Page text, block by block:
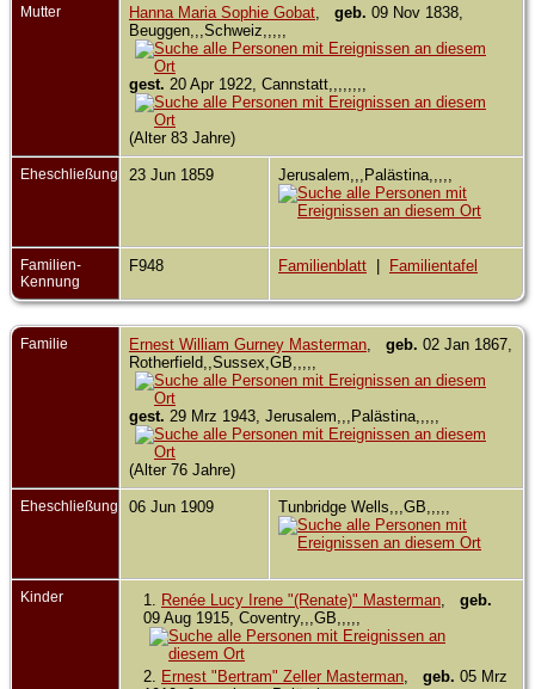
Mutter Hanna Maria Sophie Gobat geb. 09 Nov 1838,
Beuggen,,,Schweiz,,,,,
gest. 20 Apr 1922, Cannstatt,,,,,,,,
(Alter 83 Jahre)
Eheschließung 23 Jun 1859 Jerusalem,,,Palästina,,,,,
Familien-
Kennung
F948 Familienblatt Familientafel
Familie Ernest William Gurney Masterman geb. 02 Jan 1867,
Rotherfield,,Sussex,GB,,,,,
gest. 29 Mrz 1943, Jerusalem,,,Palästina,,,,,
(Alter 76 Jahre)
Eheschließung 06 Jun 1909 Tunbridge Wells,,,GB,,,,,
Kinder 1. Renée Lucy Irene "(Renate)" Masterman
geb.
09 Aug 1915, Coventry,,,GB,,,,,
2. Ernest "Bertram" Zeller Masterman geb. 05 Mrz